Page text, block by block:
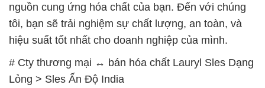
nguồn cung ứng hóa chất của bạn. Đến với chúng
tôi, bạn sẽ trải nghiệm sự chất lượng, an toàn, và
hiệu suất tốt nhất cho doanh nghiệp của mình.
# Cty thương mại ↔ bán hóa chất Lauryl Sles Dạng
Lỏng > Sles Ấn Độ India